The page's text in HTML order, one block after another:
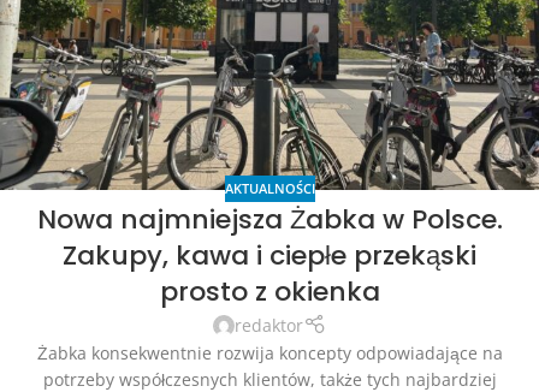
AKTUALNOŚCI
Nowa najmniejsza Żabka w Polsce.
Zakupy, kawa i ciepłe przekąski
prosto z okienka
redaktor
Żabka konsekwentnie rozwija koncepty odpowiadające na
potrzeby współczesnych klientów, także tych najbardziej